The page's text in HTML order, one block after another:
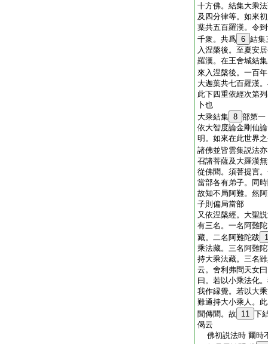
十方佛。結集大乘
及四分律等。如來
葉共五百羅漢。令
千衆。共爲 6 結集
入涅槃後。至夏安
羅漢。在王舍城結
來入涅槃後。一百
大迦葉共七百羅漢
此下四重依經次第
卜也
大乘結集 8 部第一
依大智度論金剛仙
明。如來在此世界
諸佛並皆雲集説法
召諸菩薩及大羅漢
從佛聞。須菩提言
當部各有弟子。同
故知不局阿難。然
子則偏局當部
又依涅槃經。大聖
有三名。一名阿難
藏。二名阿難陀跋
乘法藏。三名阿難
持大乘法藏。三名
云。舍利弗問天女
曰。若以小乘法化
我作縁覺。若以大
難通持大小乘人。
聞傳聞。故
11 下
偈云
佛初説法時 爾時